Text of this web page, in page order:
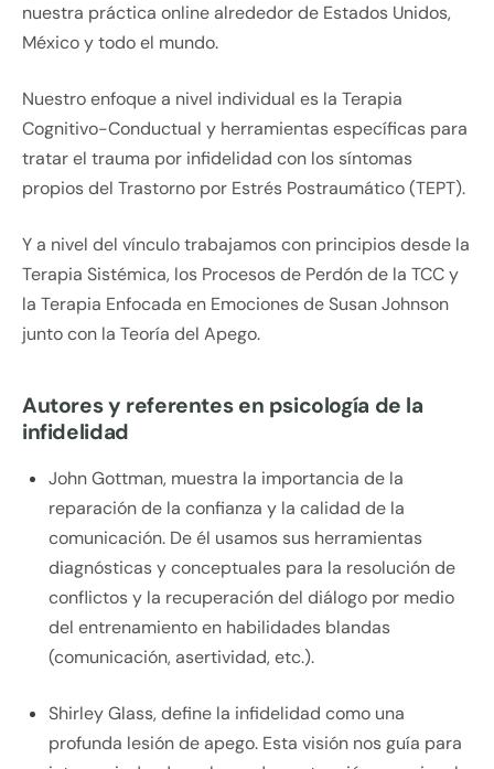
nuestra práctica online alrededor de Estados Unidos,
México y todo el mundo.
Nuestro enfoque a nivel individual es la Terapia
Cognitivo-Conductual y herramientas específicas para
tratar el trauma por infidelidad con los síntomas
propios del Trastorno por Estrés Postraumático (TEPT).
Y a nivel del vínculo trabajamos con principios desde la
Terapia Sistémica, los Procesos de Perdón de la TCC y
la Terapia Enfocada en Emociones de Susan Johnson
junto con la Teoría del Apego.
Autores y referentes en psicología de la
infidelidad
John Gottman, muestra la importancia de la
reparación de la confianza y la calidad de la
comunicación. De él usamos sus herramientas
diagnósticas y conceptuales para la resolución de
conflictos y la recuperación del diálogo por medio
del entrenamiento en habilidades blandas
(comunicación, asertividad, etc.).
Shirley Glass, define la infidelidad como una
profunda lesión de apego. Esta visión nos guía para